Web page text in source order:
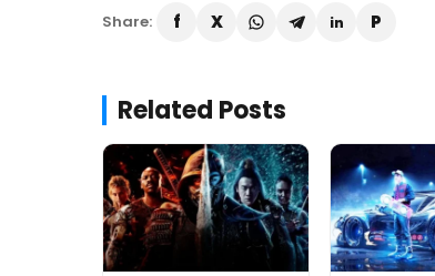
Share:
Related Posts